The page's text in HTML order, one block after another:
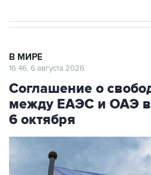
В МИРЕ
16:46, 6 августа 2026
Соглашение о
между ЕАЭС и ОАЭ
6 октября